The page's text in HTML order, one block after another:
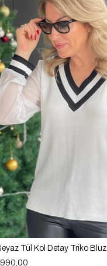
Tül Kol Detay Triko Bluz